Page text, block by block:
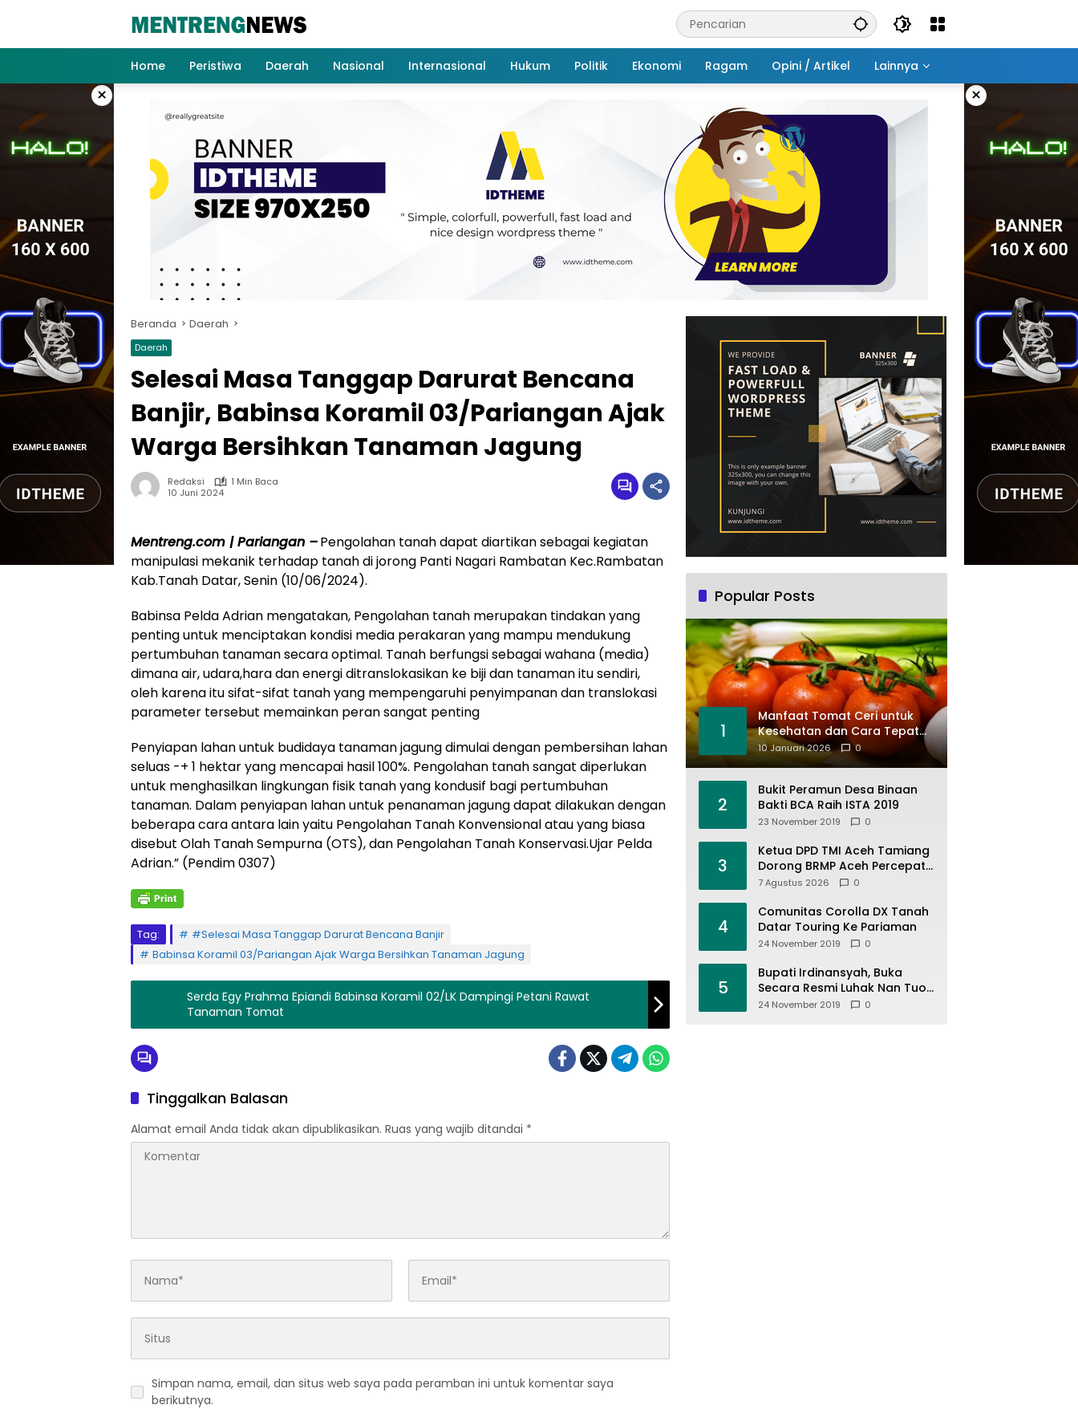
Home
Peristiwa Daerah Nasional Internasional Hukum Politik Ekonomi Ragam Opini / Artikel Lainnya
× ×
Beranda Daerah
Daerah
Selesai Masa Tanggap Darurat Bencana
Banjir, Babinsa Koramil 03/Pariangan Ajak
Warga Bersihkan Tanaman Jagung
Redaksi
1 Min Baca
10 Juni 2024
Mentreng.com | Pariangan –Pengolahan tanah dapat diartikan sebagai kegiatan
manipulasi mekanik terhadap tanah di jorong Panti Nagari Rambatan Kec.Rambatan
Kab.Tanah Datar, Senin (10/06/2024).
Babinsa Pelda Adrian mengatakan, Pengolahan tanah merupakan tindakan yang
penting untuk menciptakan kondisi media perakaran yang mampu mendukung
pertumbuhan tanaman secara optimal. Tanah berfungsi sebagai wahana (media)
dimana air, udara,hara dan energi ditranslokasikan ke biji dan tanaman itu sendiri,
oleh karena itu sifat-sifat tanah yang mempengaruhi penyimpanan dan translokasi
parameter tersebut memainkan peran sangat penting
Penyiapan lahan untuk budidaya tanaman jagung dimulai dengan pembersihan lahan
seluas -+ 1 hektar yang mencapai hasil 100%. Pengolahan tanah sangat diperlukan
untuk menghasilkan lingkungan fisik tanah yang kondusif bagi pertumbuhan
tanaman. Dalam penyiapan lahan untuk penanaman jagung dapat dilakukan dengan
beberapa cara antara lain yaitu Pengolahan Tanah Konvensional atau yang biasa
disebut Olah Tanah Sempurna (OTS), dan Pengolahan Tanah Konservasi.Ujar Pelda
Adrian.” (Pendim 0307)
Tag:
#Selesai Masa Tanggap Darurat Bencana Banjir
Babinsa Koramil 03/Pariangan Ajak Warga Bersihkan Tanaman Jagung
Serda Egy Prahma Epiandi Babinsa Koramil 02/LK Dampingi Petani Rawat
Tanaman Tomat
Tinggalkan Balasan
Alamat email Anda tidak akan dipublikasikan. Ruas yang wajib ditandai *
Simpan nama, email, dan situs web saya pada peramban ini untuk komentar saya
berikutnya.
Popular Posts
1
Manfaat Tomat Ceri untuk
Kesehatan dan Cara Tepat
Mengonsumsinya
10 Januari 2026 0
2
Bukit Peramun Desa Binaan
Bakti BCA Raih ISTA 2019
23 November 2019 0
3
Ketua DPD TMI Aceh Tamiang
Dorong BRMP Aceh Percepat
Gelombang II Eksekusi
untuk Petani
7 Agustus 2026 0
4
Comunitas Corolla DX Tanah
Datar Touring Ke Pariaman
24 November 2019 0
5
Bupati Irdinansyah, Buka
Secara Resmi Luhak Nan Tuo
Wirabraja Adventure Offroad
24 November 2019 0